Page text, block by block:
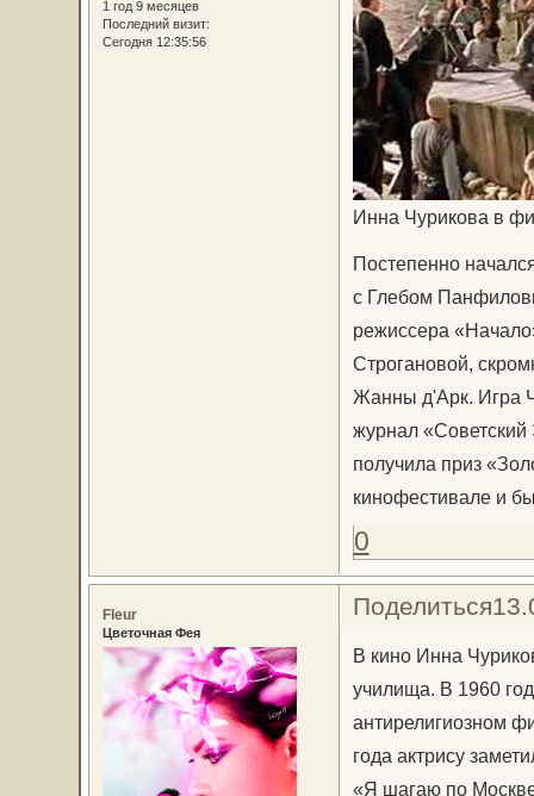
1 год 9 месяцев
Последний визит:
Сегодня 12:35:56
Инна Чурикова в
Постепенно
с Глебом
режиссера
Строгановой,
Жанны д'Арк. Игра
журнал «Советский
получила приз
кинофестивале и
0
Поделиться
Fleur
Цветочная Фея
В кино Инна
училища. В 1960
антирелигиозном
года актрису
«Я шагаю по